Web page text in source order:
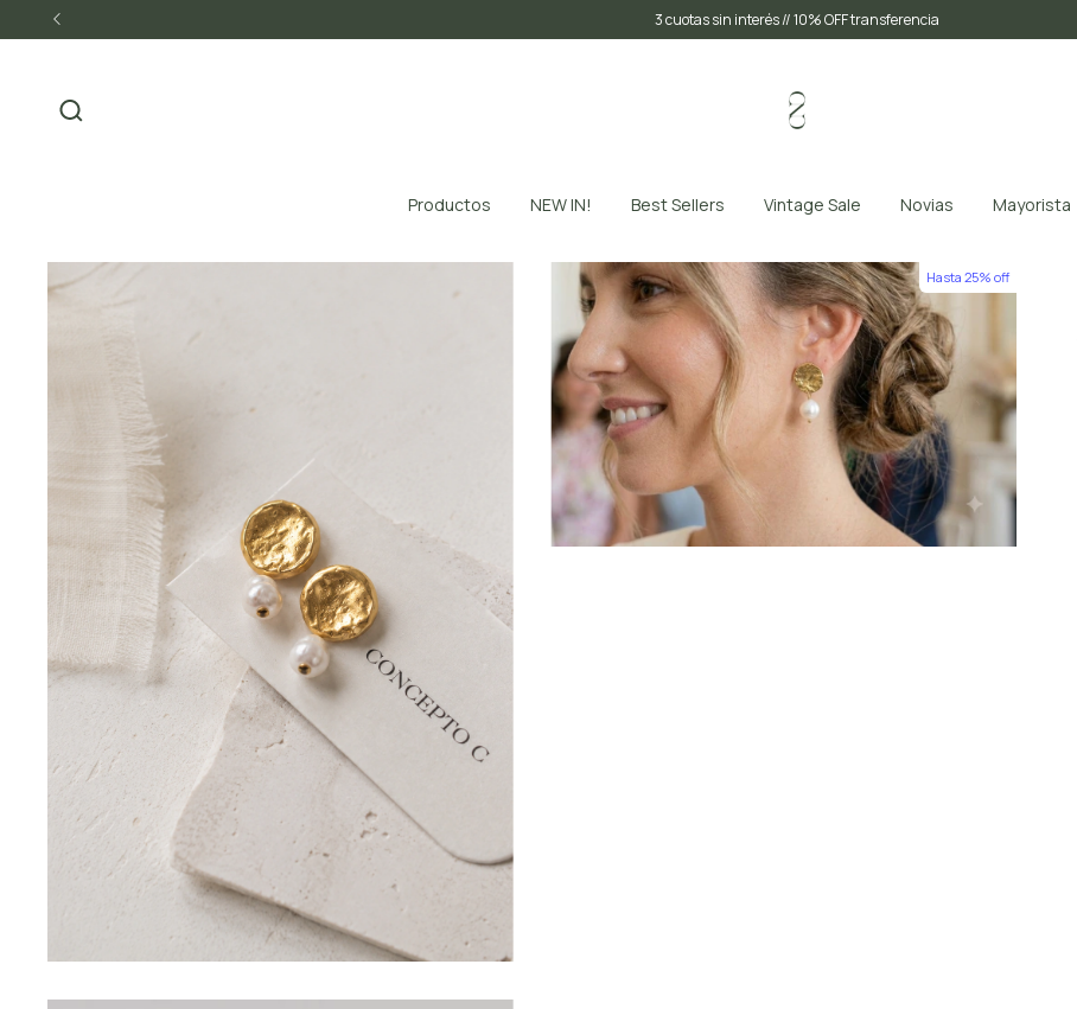
3 cuotas sin interés // 10% OFF transferencia
Productos NEW IN! Best Sellers Vintage Sale Novias Mayorista
Hasta 25% off